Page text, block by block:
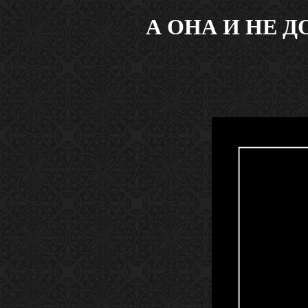
А ОНА И НЕ